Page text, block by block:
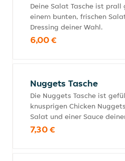
Deine Salat Tasche ist
einem bunten, frischen
Dressing deiner Wahl.
6,00 €
Nuggets Tasche
Die Nuggets Tasche ist
knusprigen Chicken
Salat und einer Sauce
7,30 €